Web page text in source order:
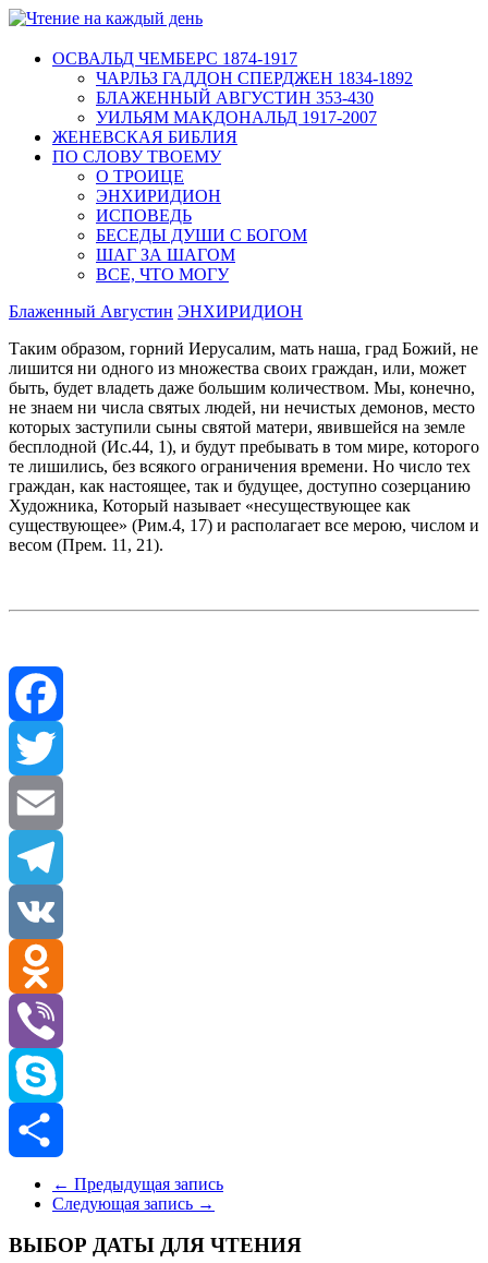
ОСВАЛЬД ЧЕМБЕРС 1874-1917
ЧАРЛЬЗ ГАДДОН СПЕРДЖЕН 1834-1892
БЛАЖЕННЫЙ АВГУСТИН 353-430
УИЛЬЯМ МАКДОНАЛЬД 1917-2007
ЖЕНЕВСКАЯ БИБЛИЯ
ПО СЛОВУ ТВОЕМУ
О ТРОИЦЕ
ЭНХИРИДИОН
ИСПОВЕДЬ
БЕСЕДЫ ДУШИ С БОГОМ
ШАГ ЗА ШАГОМ
ВСЕ, ЧТО МОГУ
Блаженный Августин ЭНХИРИДИОН
Таким образом, горний Иерусалим, мать наша, град Божий, не
лишится ни одного из множества своих граждан, или, может
быть, будет владеть даже большим количеством. Мы, конечно,
не знаем ни числа святых людей, ни нечистых демонов, место
которых заступили сыны святой матери, явившейся на земле
бесплодной (Ис.44, 1), и будут пребывать в том мире, которого
те лишились, без всякого ограничения времени. Но число тех
граждан, как настоящее, так и будущее, доступно созерцанию
Художника, Который называет «несуществующее как
существующее» (Рим.4, 17) и располагает все мерою, числом и
весом (Прем. 11, 21).
Facebook
Twitter
Email
Telegram
VK
Odnoklassniki
Viber
Skype
Отправить
← Предыдущая запись
Следующая запись →
ВЫБОР ДАТЫ ДЛЯ ЧТЕНИЯ